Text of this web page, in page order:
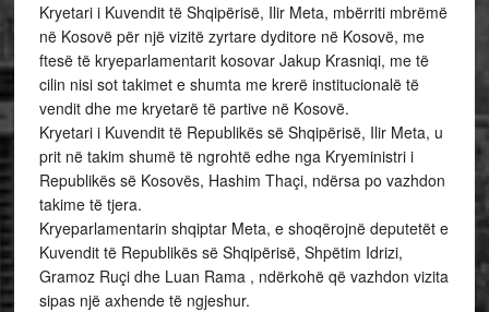
Kryetari i Kuvendit të Shqipërisë, Ilir Meta, mbërriti mbrëmë
në Kosovë për një vizitë zyrtare dyditore në Kosovë, me
ftesë të kryeparlamentarit kosovar Jakup Krasniqi, me të
cilin nisi sot takimet e shumta me krerë institucionalë të
vendit dhe me kryetarë të partive në Kosovë.
Kryetari i Kuvendit të Republikës së Shqipërisë, Ilir Meta, u
prit në takim shumë të ngrohtë edhe nga Kryeministri i
Republikës së Kosovës, Hashim Thaçi, ndërsa po vazhdon
takime të tjera.
Kryeparlamentarin shqiptar Meta, e shoqërojnë deputetët e
Kuvendit të Republikës së Shqipërisë, Shpëtim Idrizi,
Gramoz Ruçi dhe Luan Rama , ndërkohë që vazhdon vizita
sipas një axhende të ngjeshur.